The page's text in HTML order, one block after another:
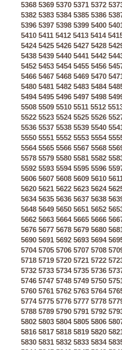
5368 5369 5370 5371 5372
5382 5383 5384 5385 5386
5396 5397 5398 5399 5400
5410 5411 5412 5413 5414
5424 5425 5426 5427 5428
5438 5439 5440 5441 5442
5452 5453 5454 5455 5456
5466 5467 5468 5469 5470
5480 5481 5482 5483 5484
5494 5495 5496 5497 5498
5508 5509 5510 5511 5512
5522 5523 5524 5525 5526
5536 5537 5538 5539 5540
5550 5551 5552 5553 5554
5564 5565 5566 5567 5568
5578 5579 5580 5581 5582
5592 5593 5594 5595 5596
5606 5607 5608 5609 5610
5620 5621 5622 5623 5624
5634 5635 5636 5637 5638
5648 5649 5650 5651 5652
5662 5663 5664 5665 5666
5676 5677 5678 5679 5680
5690 5691 5692 5693 5694
5704 5705 5706 5707 5708
5718 5719 5720 5721 5722
5732 5733 5734 5735 5736
5746 5747 5748 5749 5750
5760 5761 5762 5763 5764
5774 5775 5776 5777 5778
5788 5789 5790 5791 5792
5802 5803 5804 5805 5806
5816 5817 5818 5819 5820
5830 5831 5832 5833 5834